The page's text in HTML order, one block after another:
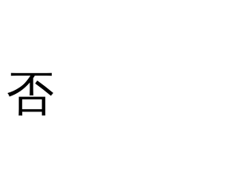
否